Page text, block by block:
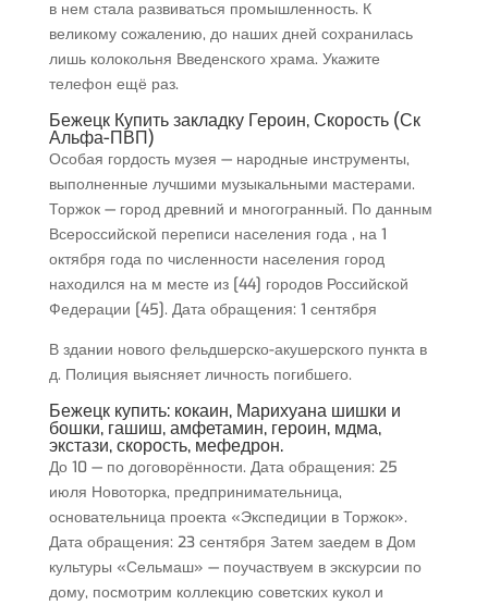
в нем стала развиваться промышленность. К
великому сожалению, до наших дней сохранилась
лишь колокольня Введенского храма. Укажите
телефон ещё раз.
Бежецк Купить закладку Героин, Скорость (Ск
Альфа-ПВП)
Особая гордость музея — народные инструменты,
выполненные лучшими музыкальными мастерами.
Торжок — город древний и многогранный. По данным
Всероссийской переписи населения года , на 1
октября года по численности населения город
находился на м месте из [44] городов Российской
Федерации [45]. Дата обращения: 1 сентября
В здании нового фельдшерско-акушерского пункта в
д. Полиция выясняет личность погибшего.
Бежецк купить: кокаин, Марихуана шишки и
бошки, гашиш, амфетамин, героин, мдма,
экстази, скорость, мефедрон.
До 10 — по договорённости. Дата обращения: 25
июля Новоторка, предпринимательница,
основательница проекта «Экспедиции в Торжок».
Дата обращения: 23 сентября Затем заедем в Дом
культуры «Сельмаш» — поучаствуем в экскурсии по
дому, посмотрим коллекцию советских кукол и